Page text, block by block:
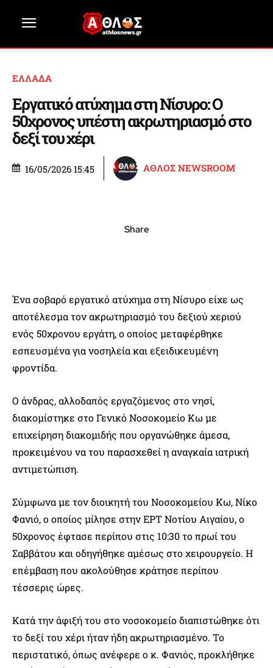
ΕΛΛΑΔΑ
Εργατικό ατύχημα στη Νίσυρο: Ο
50χρονος υπέστη ακρωτηριασμό στο
δεξί του χέρι
16/05/2026 15:45 ΑΘΛΟΣ NEWSROOM
Share
Ένα σοβαρό εργατικό ατύχημα στη Νίσυρο είχε ως
αποτέλεσμα τον ακρωτηριασμό του δεξιού χεριού
ενός 50χρονου εργάτη, ο οποίος μεταφέρθηκε
εσπευσμένα για νοσηλεία και εξειδικευμένη
φροντίδα.
Ο άνδρας, αλλοδαπός εργαζόμενος στο νησί,
διακομίστηκε στο Γενικό Νοσοκομείο Κω με
επιχείρηση διακομιδής που οργανώθηκε άμεσα,
προκειμένου να του παρασχεθεί η αναγκαία ιατρική
αντιμετώπιση.
Σύμφωνα με τον διοικητή του Νοσοκομείου Κω, Νίκο
Φανιό, ο οποίος μίλησε στην ΕΡΤ Νοτίου Αιγαίου, ο
50χρονος έφτασε περίπου στις 10:30 το πρωί του
Σαββάτου και οδηγήθηκε αμέσως στο χειρουργείο. Η
επέμβαση που ακολούθησε κράτησε περίπου
τέσσερις ώρες.
Κατά την άφιξή του στο νοσοκομείο διαπιστώθηκε ότι
το δεξί του χέρι ήταν ήδη ακρωτηριασμένο. Το
περιστατικό, όπως ανέφερε ο κ. Φανιός, προκλήθηκε